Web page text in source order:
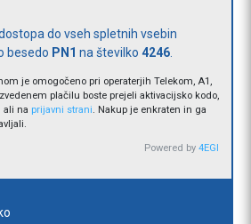
do vseh spletnih vsebin
besedo PN1 na številko 4246
je omogočeno pri operaterjih Telekom, A1,
plačilu boste prejeli aktivacijsko kodo,
ali na prijavni strani. Nakup je enkraten in ga
Powered by 4EGI